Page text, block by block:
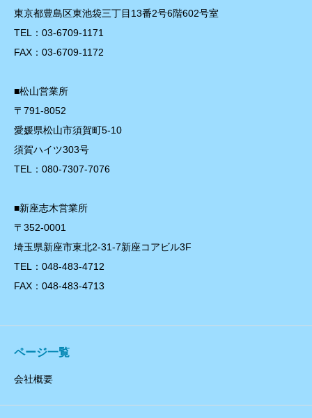
東京都豊島区東池袋三丁目13番2号6階602号室
TEL：03-6709-1171
FAX：03-6709-1172
■松山営業所
〒791-8052
愛媛県松山市須賀町5-10
須賀ハイツ303号
TEL：080-7307-7076
■新座志木営業所
〒352-0001
埼玉県新座市東北2-31-7新座コアビル3F
TEL：048-483-4712
FAX：048-483-4713
ページ一覧
会社概要